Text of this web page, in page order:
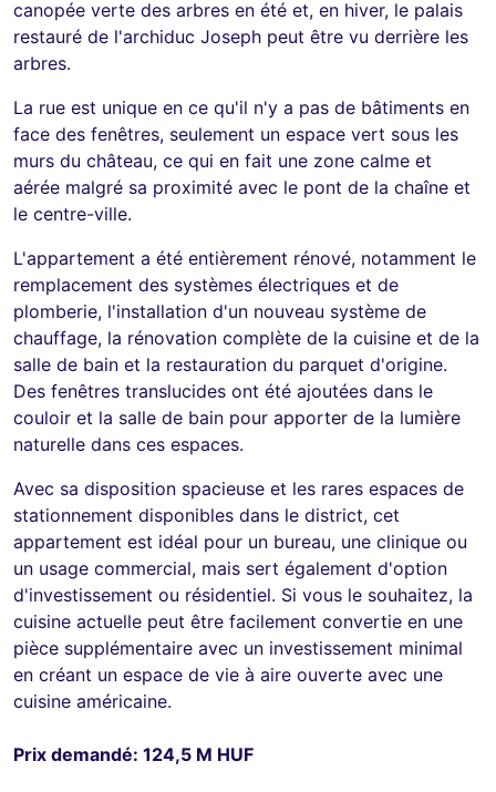
canopée verte des arbres en été et, en hiver, le palais
restauré de l'archiduc Joseph peut être vu derrière les
arbres.
La rue est unique en ce qu'il n'y a pas de bâtiments en
face des fenêtres, seulement un espace vert sous les
murs du château, ce qui en fait une zone calme et
aérée malgré sa proximité avec le pont de la chaîne et
le centre-ville.
L'appartement a été entièrement rénové, notamment le
remplacement des systèmes électriques et de
plomberie, l'installation d'un nouveau système de
chauffage, la rénovation complète de la cuisine et de la
salle de bain et la restauration du parquet d'origine.
Des fenêtres translucides ont été ajoutées dans le
couloir et la salle de bain pour apporter de la lumière
naturelle dans ces espaces.
Avec sa disposition spacieuse et les rares espaces de
stationnement disponibles dans le district, cet
appartement est idéal pour un bureau, une clinique ou
un usage commercial, mais sert également d'option
d'investissement ou résidentiel. Si vous le souhaitez, la
cuisine actuelle peut être facilement convertie en une
pièce supplémentaire avec un investissement minimal
en créant un espace de vie à aire ouverte avec une
cuisine américaine.
Prix demandé: 124,5 M HUF